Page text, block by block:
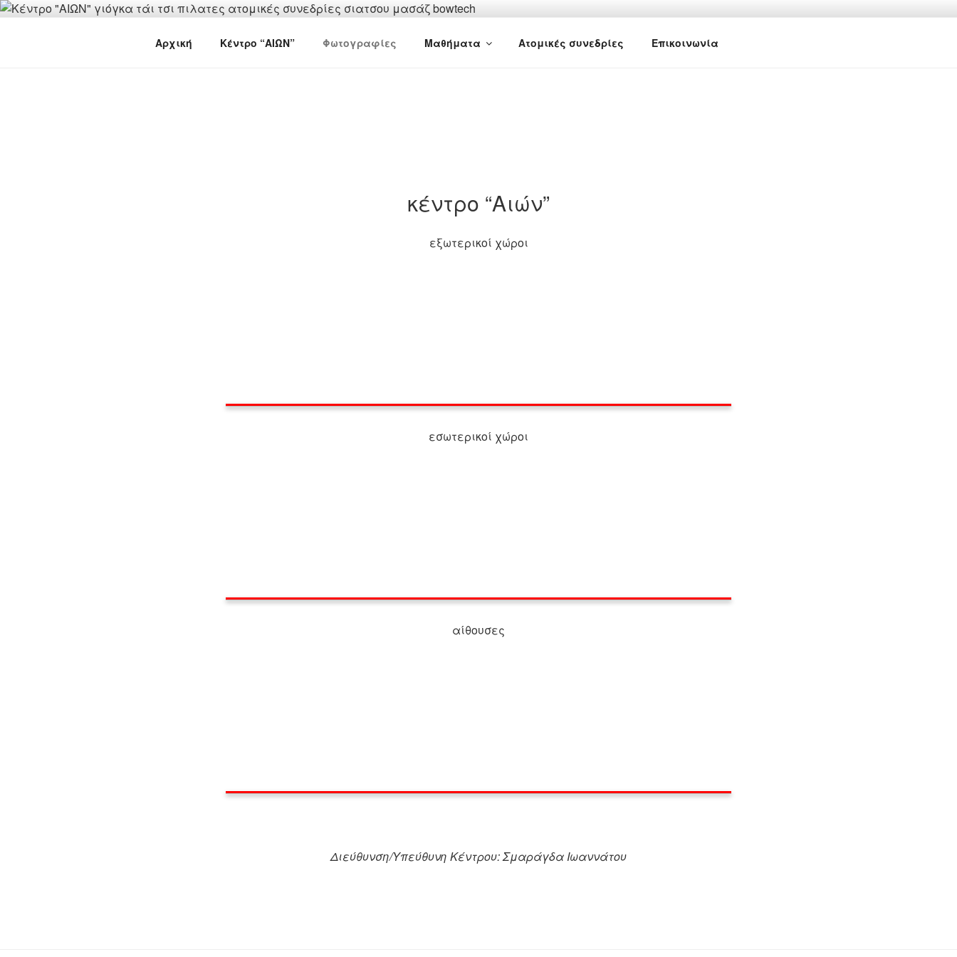
Skip
"ΑΙΩΝ"
ΚΕΝΤΡΟ ΓΙΟΓΚΑ-ΠΙΛΑΤΕΣ-ΤΑΙ ΤΣΙ
Αρχική Κέντρο “ΑΙΩΝ” Φωτογραφίες Μαθήματα Ατομικές συνεδρίες Επικοινωνία
κέντρο “Αιών”
εξωτερικοί χώροι
εσωτερικοί χώροι
αίθουσες
Διεύθυνση/Υπεύθυνη Κέντρου: Σμαράγδα Ιωαννάτου